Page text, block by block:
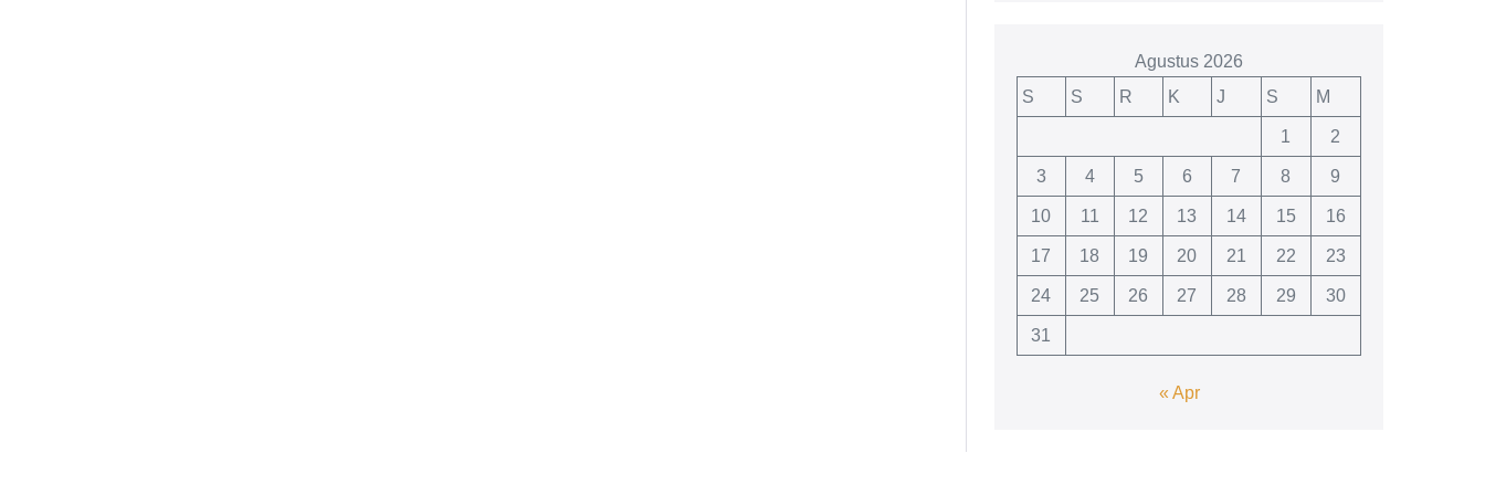
Agustus 2026
S
S R K J S M
1 2
3 4 5 6 7 8 9
10 11 12 13 14 15 16
17 18 19 20 21 22 23
24 25 26 27 28 29 30
31
« Apr